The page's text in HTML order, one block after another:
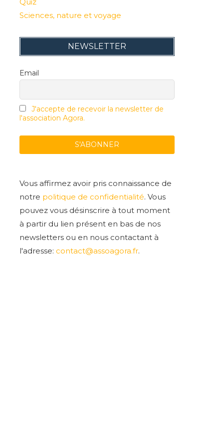
Sciences, nature et voyage
NEWSLETTER
Email
J'accepte de recevoir la newsletter de
l'association Agora.
Vous affirmez avoir pris connaissance de
notre politique de confidentialité. Vous
pouvez vous désinscrire à tout moment
à partir du lien présent en bas de nos
newsletters ou en nous contactant à
l'adresse: contact@assoagora.fr.